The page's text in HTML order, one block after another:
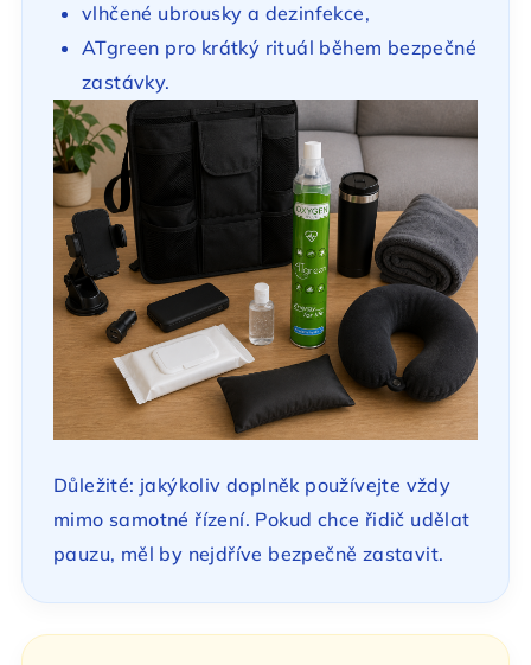
vlhčené ubrousky a dezinfekce,
ATgreen pro krátký rituál během bezpečné
zastávky.
Důležité: jakýkoliv doplněk používejte vždy
mimo samotné řízení. Pokud chce řidič udělat
pauzu, měl by nejdříve bezpečně zastavit.